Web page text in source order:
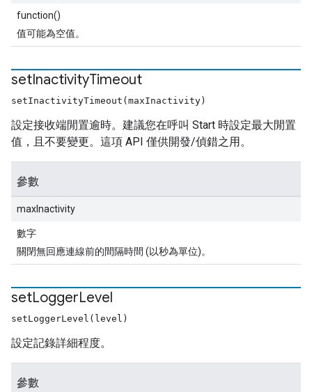
function()
值可能為空值。
setInactivityTimeout
setInactivityTimeout(maxInactivity)
設定接收端閒置逾時。建議您在呼叫 Start 時設定最大閒置
值，且不要變更。這項 API 僅供開發/偵錯之用。
參數
maxInactivity
數字
關閉無回應連線前的間隔時間 (以秒為單位)。
setLoggerLevel
setLoggerLevel(level)
設定記錄詳細程度。
參數